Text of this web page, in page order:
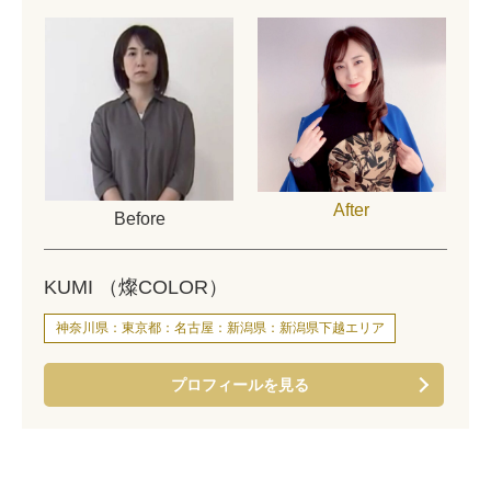
Before After
KUMI （燦COLOR）
神奈川県：東京都：名古屋：新潟県：新潟県下越エリア
プロフィールを見る